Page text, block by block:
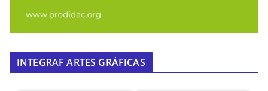
INTEGRAF ARTES GRÁFICAS